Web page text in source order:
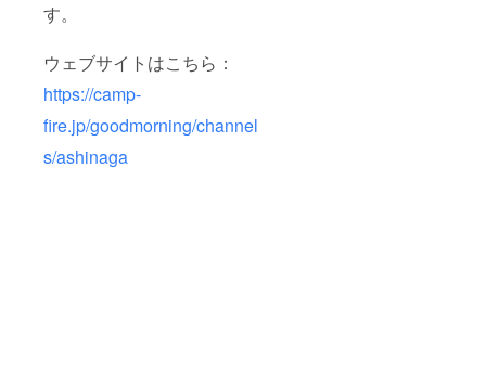
す。
ウェブサイトはこちら：
https://camp-
fire.jp/goodmorning/channel
s/ashinaga